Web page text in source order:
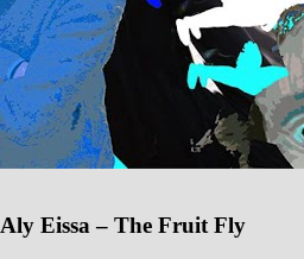
Aly Eissa – The Fruit Fly